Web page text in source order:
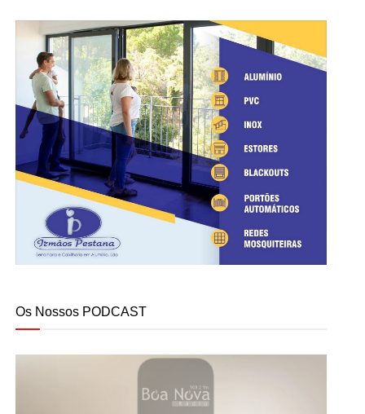
Os Nossos PODCAST